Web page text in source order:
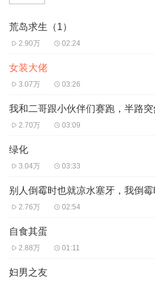
荒岛求生（1）
2.90万 02:24
女装大佬
3.07万 03:26
2.70万 03:09
绿化
3.04万 03:33
2.76万 02:54
自食其蛋
2.88万 01:11
妇男之友